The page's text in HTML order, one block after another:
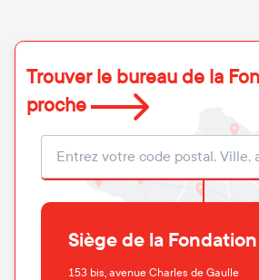
Trouver le bureau de la
proche
Localisation
Siège de la Fondation
153 bis, avenue Charles de Gaulle